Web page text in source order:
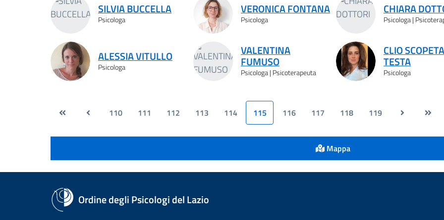
SILVIA BUCCELLA
Psicologa
VERONICA FONTANA
Psicologa
CHIARA
Psicologa |
ALESSIA VITULLO
Psicologa
VALENTINA
FUMUSO
Psicologa | Psicoterapeuta
CLIO
TESTA
Psicologa
110 111 112 113 114 115 116 117 118 119
Mappa
Ordine degli Psicologi del Lazio